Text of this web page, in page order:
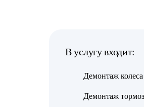
В услугу входит:
Демонтаж колеса
Демонтаж